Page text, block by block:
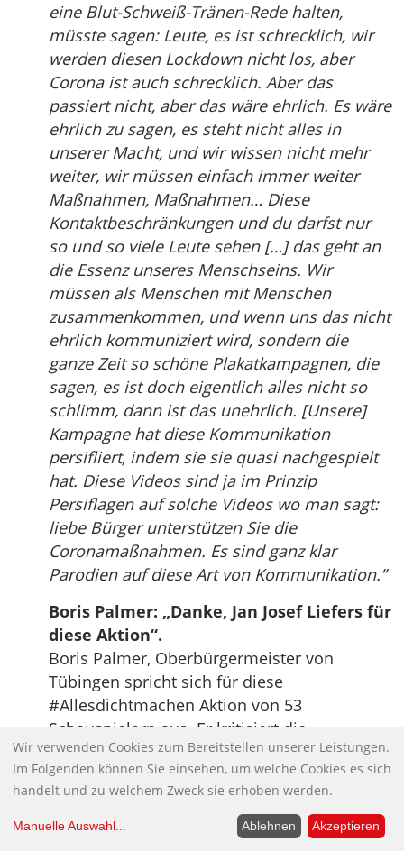
eine Blut-Schweiß-Tränen-Rede halten,
müsste sagen: Leute, es ist schrecklich, wir
werden diesen Lockdown nicht los, aber
Corona ist auch schrecklich. Aber das
passiert nicht, aber das wäre ehrlich. Es wäre
ehrlich zu sagen, es steht nicht alles in
unserer Macht, und wir wissen nicht mehr
weiter, wir müssen einfach immer weiter
Maßnahmen, Maßnahmen… Diese
Kontaktbeschränkungen und du darfst nur
so und so viele Leute sehen […] das geht an
die Essenz unseres Menschseins. Wir
müssen als Menschen mit Menschen
zusammenkommen, und wenn uns das nicht
ehrlich kommuniziert wird, sondern die
ganze Zeit so schöne Plakatkampagnen, die
sagen, es ist doch eigentlich alles nicht so
schlimm, dann ist das unehrlich. [Unsere]
Kampagne hat diese Kommunikation
persifliert, indem sie sie quasi nachgespielt
hat. Diese Videos sind ja im Prinzip
Persiflagen auf solche Videos wo man sagt:
liebe Bürger unterstützen Sie die
Coronamaßnahmen. Es sind ganz klar
Parodien auf diese Art von Kommunikation.”
Boris Palmer: „Danke, Jan Josef Liefers für
diese Aktion“.
Boris Palmer, Oberbürgermeister von
Tübingen spricht sich für diese
#Allesdichtmachen​ Aktion von 53
Schauspielern aus. Er kritisiert die
Schnappatmung auch in den Medien!
„Die Urteilskraft der Menschen wird
unterschätzt. Die Leute sind mündige Bürger,
die können das beurteilen.“
Aus der Sendung maybrit illner “Freiheit,
Wir verwenden Cookies zum Bereitstellen unserer Leistungen.
Im Folgenden können Sie einsehen, um welche Cookies es sich
handelt und zu welchem Zweck sie erhoben werden.
Manuelle Auswahl... Ablehnen Akzeptieren